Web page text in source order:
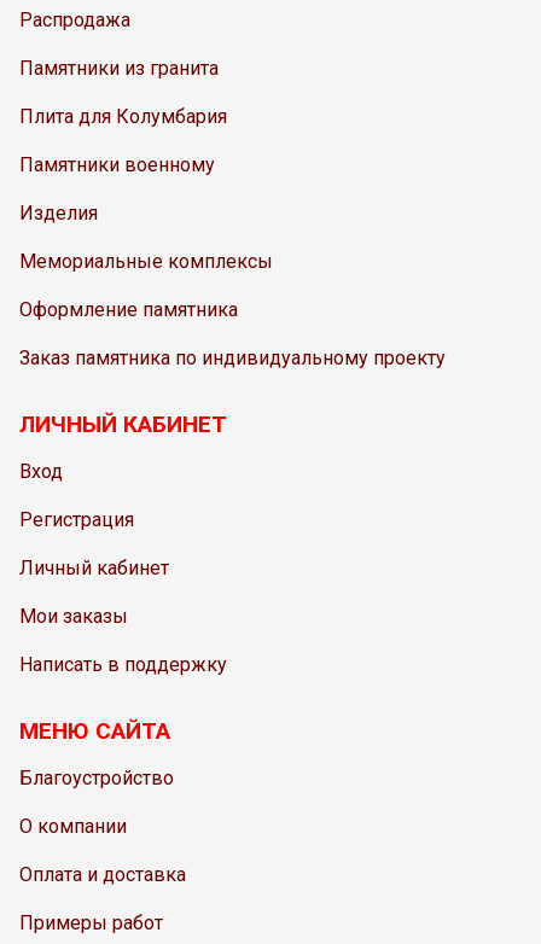
Распродажа
Памятники из гранита
Плита для Колумбария
Памятники военному
Изделия
Мемориальные комплексы
Оформление памятника
Заказ памятника по индивидуальному проекту
ЛИЧНЫЙ КАБИНЕТ
Вход
Регистрация
Личный кабинет
Мои заказы
Написать в поддержку
МЕНЮ САЙТА
Благоустройство
О компании
Оплата и доставка
Примеры работ